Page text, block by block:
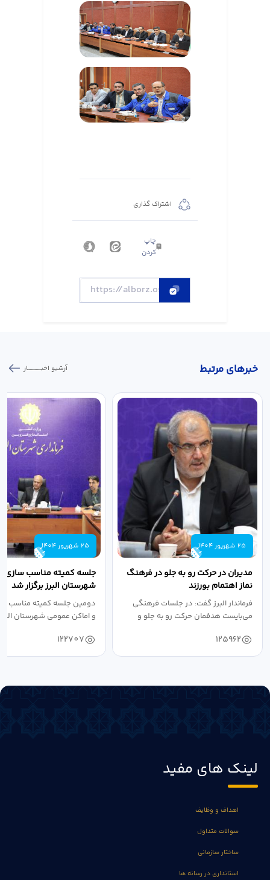
اشتراک گذاری
چاپ
کردن
خبر‌های مرتبط آرشیو اخبـــــــــــار
25 شهریور 1404
مدیران در حرکت رو به جلو در فرهنگ
نماز اهتمام بورزند
فرماندار البرز گفت: در جلسات فرهنگی
می‌بایست هدفمان حرکت رو به جلو و
125962
25 شهریور 1404
جلسه کمیته مناسب سازی
شهرستان البرز برگزار شد
دومین جلسه کمیته مناسب
و اماکن عمومی شهرستان
122707
لینک های مفید
اهداف و وظایف
سوالات متداول
ساختار سازمانی
استانداری در رسانه ها